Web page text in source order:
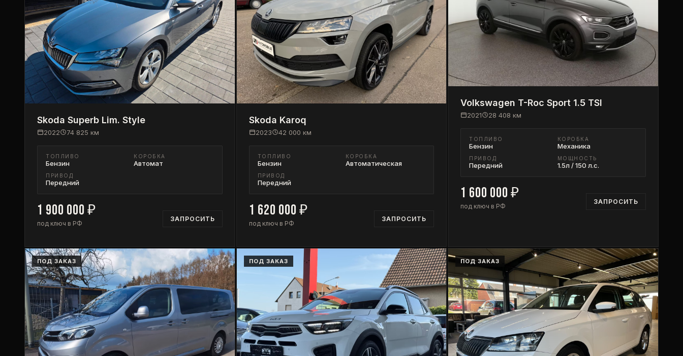
Skoda Superb Lim. Style
2022 74 825 км
ТОПЛИВО
Бензин
КОРОБКА
Автомат
ПРИВОД
Передний
1 900 000 ₽
под ключ в РФ
ЗАПРОСИТЬ
Skoda Karoq
2023 42 000 км
ТОПЛИВО
Бензин
КОРОБКА
Автоматическая
ПРИВОД
Передний
1 620 000 ₽
под ключ в РФ
ЗАПРОСИТЬ
Volkswagen T-Roc Sport 1.5 TSI
2021 28 408 км
ТОПЛИВО
Бензин
КОРОБКА
Механика
ПРИВОД
Передний
МОЩНОСТЬ
1.5л / 150 л.с.
1 600 000 ₽
под ключ в РФ
ЗАПРОСИТЬ
ПОД ЗАКАЗ ПОД ЗАКАЗ ПОД ЗАКАЗ